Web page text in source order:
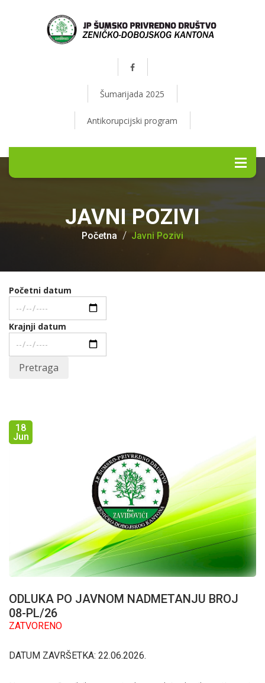
Šumarijada 2025
Antikorupcijski program
JAVNI POZIVI
Početna Javni Pozivi
Početni datum
Krajnji datum
Pretraga
18
Jun
ODLUKA PO JAVNOM NADMETANJU BROJ
08-PL/26
ZATVORENO
DATUM ZAVRŠETKA: 22.06.2026.